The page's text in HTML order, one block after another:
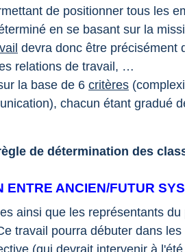
de positionner tous les
en se basant sur la
devra donc être précisément
relations de travail, …
la base de 6 critères
chacun étant gradué
de détermination des
ENTRE ANCIEN/FUTUR
ainsi que les représentants
travail pourra débuter dans
(qui devrait intervenir à